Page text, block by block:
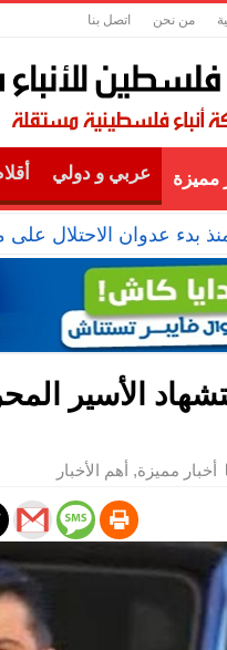
من نحن اتصل بنا
مميزة عربي و دولي
الأسير
أخبار مميزة, أهم الأخبار